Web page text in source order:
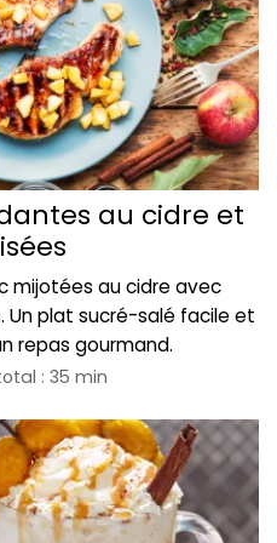
au cidre et
mijotées au cidre avec
Un plat sucré-salé facile et
repas gourmand.
: 35 min